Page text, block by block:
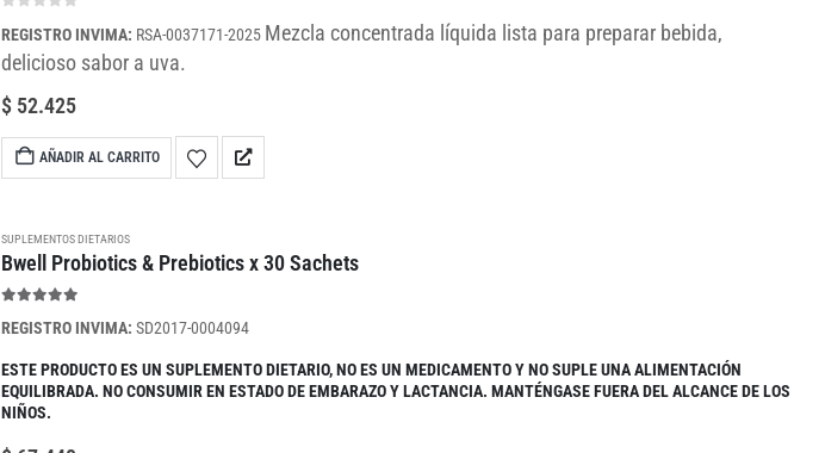
REGISTRO INVIMA: RSA-0037171-2025 Mezcla concentrada líquida lista para preparar bebida,
delicioso sabor a uva.
$ 52.425
AÑADIR AL CARRITO
SUPLEMENTOS DIETARIOS
Bwell Probiotics & Prebiotics x 30 Sachets
REGISTRO INVIMA: SD2017-0004094
ESTE PRODUCTO ES UN SUPLEMENTO DIETARIO, NO ES UN MEDICAMENTO Y NO SUPLE UNA ALIMENTACIÓN
EQUILIBRADA. NO CONSUMIR EN ESTADO DE EMBARAZO Y LACTANCIA. MANTÉNGASE FUERA DEL ALCANCE DE LOS
NIÑOS.